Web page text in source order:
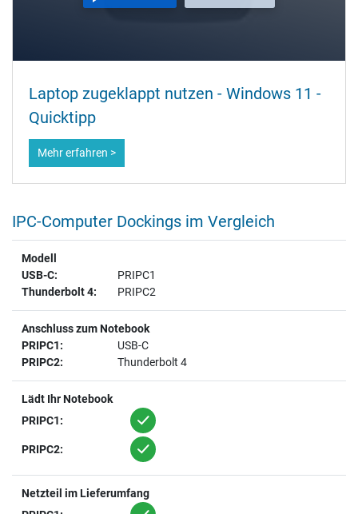
Laptop zugeklappt nutzen - Windows 11 -
Quicktipp
Mehr erfahren >
IPC-Computer Dockings im Vergleich
Modell
PRIPC1
PRIPC2
Anschluss zum Notebook
USB-C
Thunderbolt 4
Lädt Ihr Notebook
1
1
Netzteil im Lieferumfang